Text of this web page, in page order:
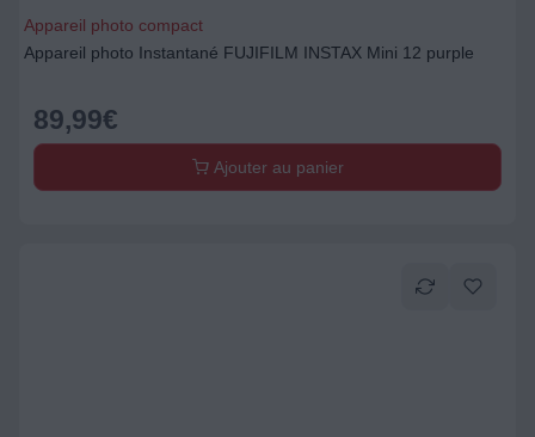
Appareil photo compact
Appareil photo Instantané FUJIFILM INSTAX Mini 12 purple
89,99€
Ajouter au panier